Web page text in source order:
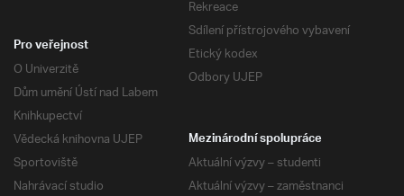
Rekreace
Sdílení přístrojového vybavení
Etický kodex
Odbory UJEP
Pro veřejnost
O Univerzitě
Dům umění Ústí nad Labem
Knihkupectví
Vědecká knihovna UJEP
Sportoviště
Nahrávací studio
Mezinárodní spolupráce
Aktuální výzvy – studenti
Aktuální výzvy – zaměstnanci